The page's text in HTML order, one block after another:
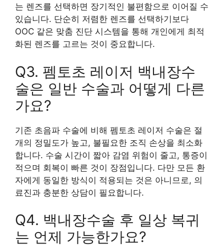
는 렌즈를 선택하면 장기적인 불편함으로 이어질 수
있습니다. 단순히 저렴한 렌즈를 선택하기보다
OOC 같은 맞춤 진단 시스템을 통해 개인에게 최적
화된 렌즈를 고르는 것이 중요합니다.
Q3. 펨토초 레이저 백내장수
술은 일반 수술과 어떻게 다른
가요?
기존 초음파 수술에 비해 펨토초 레이저 수술은 절
개의 정밀도가 높고, 불필요한 조직 손상을 최소화
합니다. 수술 시간이 짧아 감염 위험이 줄고, 통증이
적으며 회복이 빠른 것이 장점입니다. 다만 모든 환
자에게 동일한 방식이 적용되는 것은 아니므로, 의
료진과 충분한 상담이 필요합니다.
Q4. 백내장수술 후 일상 복귀
는 언제 가능한가요?